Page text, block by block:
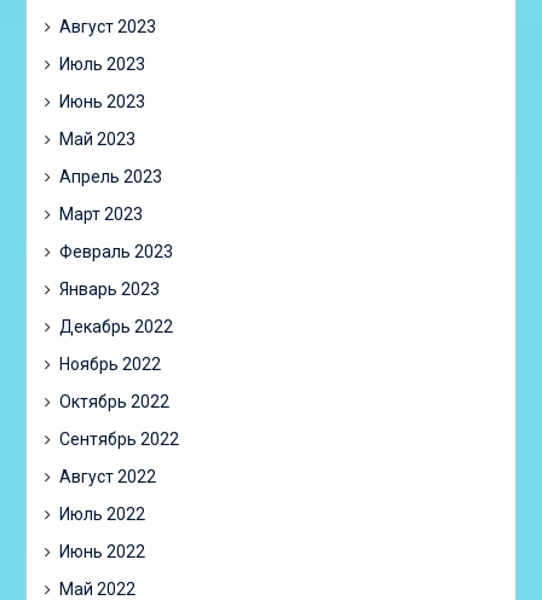
Август 2023
Июль 2023
Июнь 2023
Май 2023
Апрель 2023
Март 2023
Февраль 2023
Январь 2023
Декабрь 2022
Ноябрь 2022
Октябрь 2022
Сентябрь 2022
Август 2022
Июль 2022
Июнь 2022
Май 2022